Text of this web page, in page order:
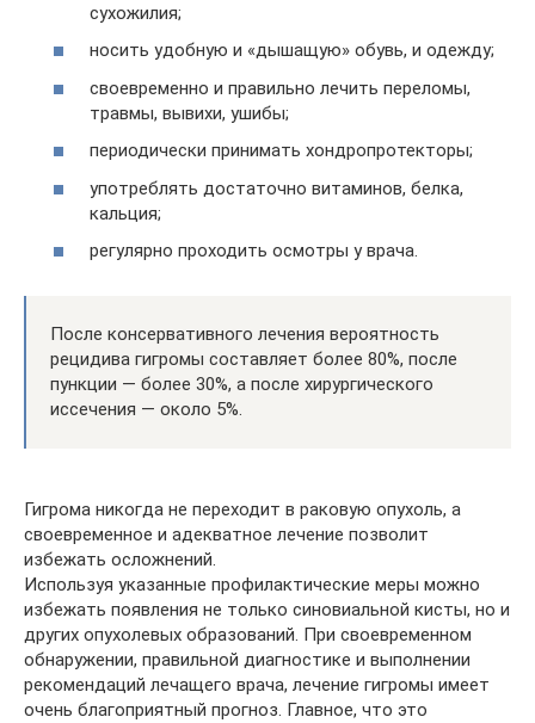
сухожилия;
носить удобную и «дышащую» обувь, и одежду;
своевременно и правильно лечить переломы,
травмы, вывихи, ушибы;
периодически принимать хондропротекторы;
употреблять достаточно витаминов, белка,
кальция;
регулярно проходить осмотры у врача.
После консервативного лечения вероятность
рецидива гигромы составляет более 80%, после
пункции — более 30%, а после хирургического
иссечения — около 5%.
Гигрома никогда не переходит в раковую опухоль, а
своевременное и адекватное лечение позволит
избежать осложнений.
Используя указанные профилактические меры можно
избежать появления не только синовиальной кисты, но и
других опухолевых образований. При своевременном
обнаружении, правильной диагностике и выполнении
рекомендаций лечащего врача, лечение гигромы имеет
очень благоприятный прогноз. Главное, что это